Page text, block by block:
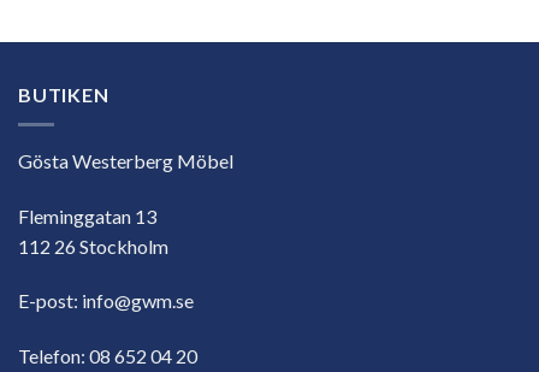
BUTIKEN
Gösta Westerberg Möbel
Fleminggatan 13
112 26 Stockholm
E-post: info@gwm.se
Telefon: 08 652 04 20